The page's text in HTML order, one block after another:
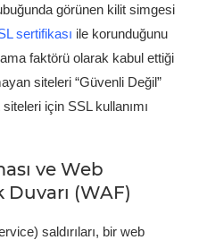
görünen kilit simgesi
sertifikası ile korunduğunu
faktörü olarak kabul ettiği
siteleri “Güvenli Değil”
için SSL kullanımı
ve Web
(WAF)
saldırıları, bir web